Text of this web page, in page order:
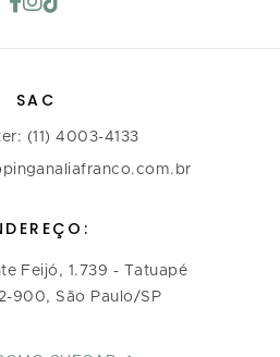
SAC
(11) 4003-4133
Feijó, 1.739 - Tatuapé
900, São Paulo/SP